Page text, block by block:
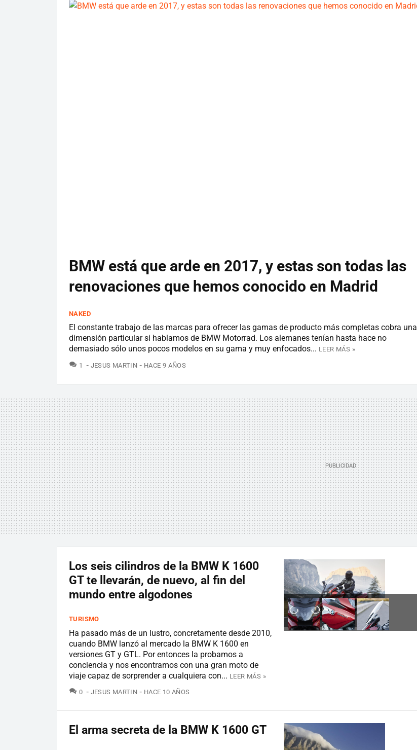
BMW está que arde en 2017, y estas son todas las
renovaciones que hemos conocido en Madrid
NAKED
El constante trabajo de las marcas para ofrecer las gamas de producto más completas cobra una
dimensión particular si hablamos de BMW Motorrad. Los alemanes tenían hasta hace no
demasiado sólo unos pocos modelos en su gama y muy enfocados... LEER MÁS »
1 COMENTARIOS
JESUS MARTIN HACE 9 AÑOS
Los seis cilindros de la BMW K 1600
GT te llevarán, de nuevo, al fin del
mundo entre algodones
TURISMO
Ha pasado más de un lustro, concretamente desde 2010,
cuando BMW lanzó al mercado la BMW K 1600 en
versiones GT y GTL. Por entonces la probamos a
conciencia y nos encontramos con una gran moto de
viaje capaz de sorprender a cualquiera con... LEER MÁS »
0 COMENTARIOS
JESUS MARTIN HACE 10 AÑOS
El arma secreta de la BMW K 1600 GT